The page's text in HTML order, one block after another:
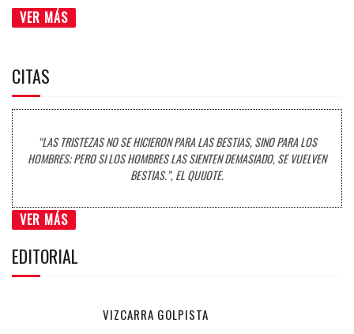
VER MÁS
CITAS
“LAS TRISTEZAS NO SE HICIERON PARA LAS BESTIAS, SINO PARA LOS
HOMBRES; PERO SI LOS HOMBRES LAS SIENTEN DEMASIADO, SE VUELVEN
BESTIAS.”, EL QUIJOTE.
VER MÁS
EDITORIAL
VIZCARRA GOLPISTA